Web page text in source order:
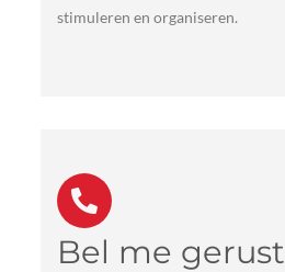
stimuleren en organiseren.
Bel me gerust